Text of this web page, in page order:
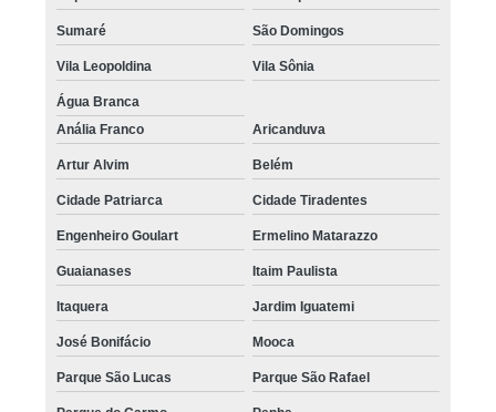
Sumaré São Domingos
Vila Leopoldina Vila Sônia
Água Branca
Anália Franco
Aricanduva
Artur Alvim Belém
Cidade Patriarca Cidade Tiradentes
Engenheiro Goulart Ermelino Matarazzo
Guaianases Itaim Paulista
Itaquera Jardim Iguatemi
José Bonifácio Mooca
Parque São Lucas Parque São Rafael